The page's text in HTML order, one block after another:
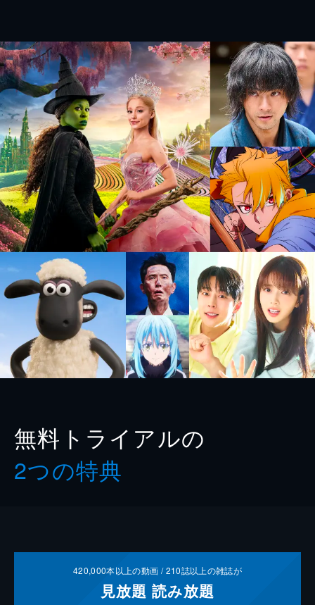
無料トライアルの
2つの特典
420,000本以上の動画 /210誌以上の雑誌が
見放題 読み放題